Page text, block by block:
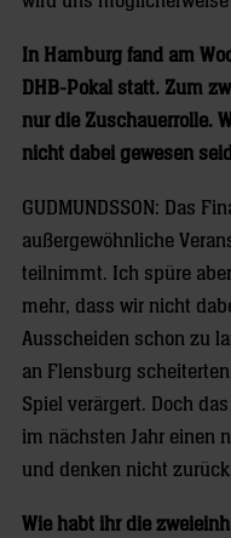
In Hamburg fand am
DHB-Pokal statt. Zum
nur die Zuschauerrolle.
nicht dabei gewesen
GUDMUNDSSON: Das
außergewöhnliche
teilnimmt. Ich spüre
mehr, dass wir nicht
Ausscheiden schon zu
an Flensburg
Spiel verärgert. Doch
im nächsten Jahr einen
und denken nicht
Wie habt ihr die